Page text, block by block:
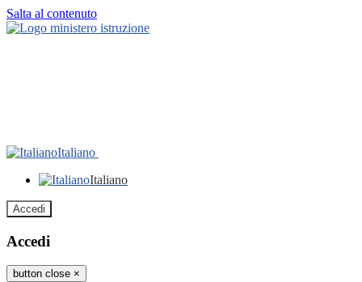
Salta al contenuto
Italiano
Italiano
Accedi
Accedi
button close ×